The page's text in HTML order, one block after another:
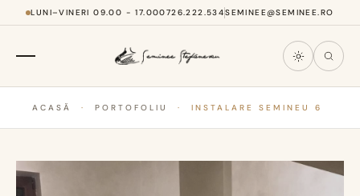
LUNI–VINERI 09.00 - 17.000726.222.534SEMINEE@SEMINEE.RO
ACASĂ · PORTOFOLIU · INSTALARE SEMINEU 6